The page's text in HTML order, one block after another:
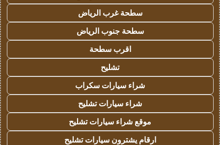
سطحة غرب الرياض
سطحة جنوب الرياض
اقرب سطحة
تشليح
شراء سيارات سكراب
شراء سيارات تشليح
موقع شراء سيارات تشليح
ارقام يشترون سيارات تشليح